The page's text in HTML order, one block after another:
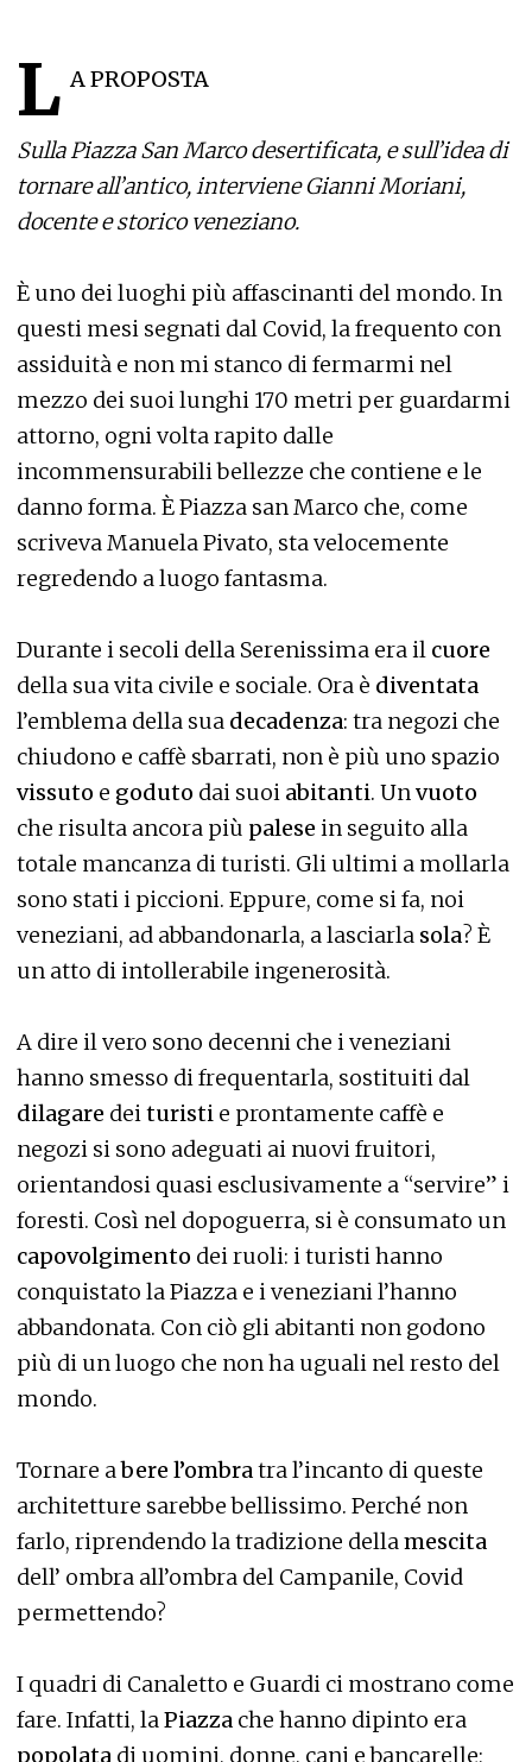
L A PROPOSTA
Sulla Piazza San Marco desertificata, e sull’idea di
tornare all’antico, interviene Gianni Moriani,
docente e storico veneziano.
È uno dei luoghi più affascinanti del mondo. In
questi mesi segnati dal Covid, la frequento con
assiduità e non mi stanco di fermarmi nel
mezzo dei suoi lunghi 170 metri per guardarmi
attorno, ogni volta rapito dalle
incommensurabili bellezze che contiene e le
danno forma. È Piazza san Marco che, come
scriveva Manuela Pivato, sta velocemente
regredendo a luogo fantasma.
Durante i secoli della Serenissima era il cuore
della sua vita civile e sociale. Ora è diventata
l’emblema della sua decadenza: tra negozi che
chiudono e caffè sbarrati, non è più uno spazio
vissuto e goduto dai suoi abitanti. Unvuoto
che risulta ancora più palese in seguito alla
totale mancanza di turisti. Gli ultimi a mollarla
sono stati i piccioni. Eppure, come si fa, noi
veneziani, ad abbandonarla, a lasciarla sola? È
un atto di intollerabile ingenerosità.
A dire il vero sono decenni che i veneziani
hanno smesso di frequentarla, sostituiti dal
dilagare deituristi e prontamente caffè e
negozi si sono adeguati ai nuovi fruitori,
orientandosi quasi esclusivamente a “servire” i
foresti. Così nel dopoguerra, si è consumato un
capovolgimento dei ruoli: i turisti hanno
conquistato la Piazza e i veneziani l’hanno
abbandonata. Con ciò gli abitanti non godono
più di un luogo che non ha uguali nel resto del
mondo.
Tornare abere l’ombratra l’incanto di queste
architetture sarebbe bellissimo. Perché non
farlo, riprendendo la tradizione dellamescita
dell’ ombra all’ombra del Campanile, Covid
permettendo?
I quadri di Canaletto e Guardi ci mostrano come
fare. Infatti, laPiazza che hanno dipinto era
popolata di uomini, donne, cani e bancarelle;